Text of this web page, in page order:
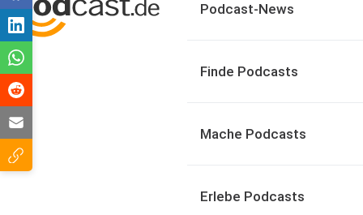
Podcast-News
Finde Podcasts
Mache Podcasts
Erlebe Podcasts